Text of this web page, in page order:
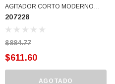
AGITADOR CORTO MODERNO
BCO (207228)
207228
$884.77
$611.60
AGOTADO